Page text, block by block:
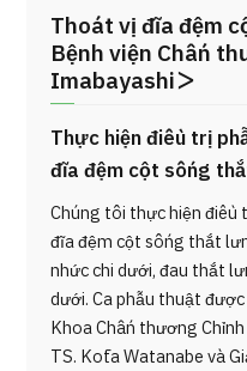
Thoát vị đĩa đệm
Bệnh viện Chấn
Imabayashi＞
Thực hiện điều trị
đĩa đệm cột sống
Chúng tôi thực hiện
đĩa đệm cột sống thắt
nhức chi dưới, đau thắt
dưới. Ca phẫu thuật
Khoa Chấn thương
TS. Kōta Watanabe và